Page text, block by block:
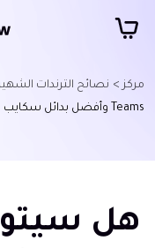
مركز > نصائح الترندات
Teams وأفضل بدائل سكايب
هل